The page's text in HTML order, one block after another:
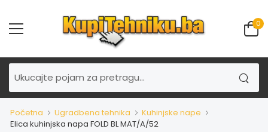
0
Početna Ugradbena tehnika
Kuhinjske nape
Elica kuhinjska napa FOLD BL MAT/A/52